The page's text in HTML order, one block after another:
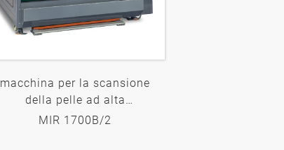
macchina per la scansione
della pelle ad alta
precisione
MIR 1700B/2